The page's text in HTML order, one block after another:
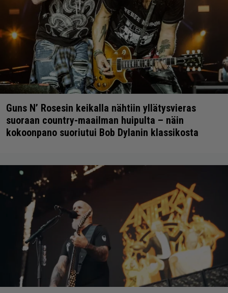
Guns N’ Rosesin keikalla nähtiin yllätysvieras
suoraan country-maailman huipulta – näin
kokoonpano suoriutui Bob Dylanin klassikosta